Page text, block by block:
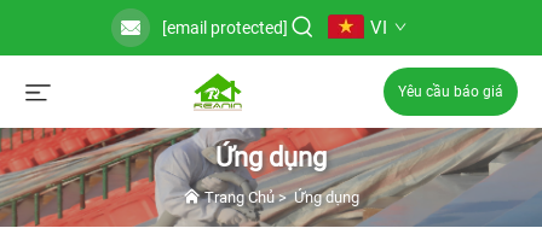
[email protected] VI
Yêu cầu báo giá
Ứng dụng
Trang Chủ>Ứng dụng